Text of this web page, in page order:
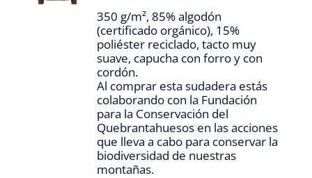
página
de
producto
350 g/m², 85% algodón
(certificado orgánico), 15%
poliéster reciclado, tacto muy
suave, capucha con forro y con
cordón.
Al comprar esta sudadera estás
colaborando con la Fundación
para la Conservación del
Quebrantahuesos en las acciones
que lleva a cabo para conservar la
biodiversidad de nuestras
montañas.